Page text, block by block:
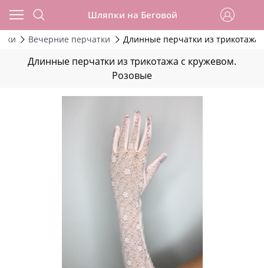
Шляпки на Беговой
Вечерние перчатки Длинные перчатки из трикотажа
Длинные перчатки из трикотажа с кружевом.
Розовые